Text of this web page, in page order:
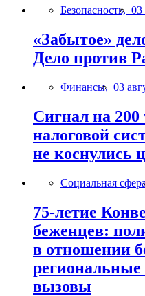
Безопасность, 03
«Забытое»
Дело против
Финансы, 03
Сигнал на
налоговой
не коснулись
Социальная
75-летие
беженцев:
в отношении
вызовы